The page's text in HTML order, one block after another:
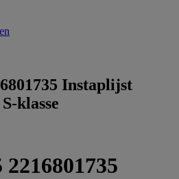
Instaplijst
klasse